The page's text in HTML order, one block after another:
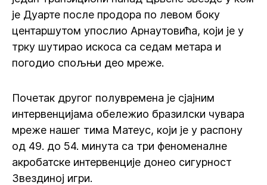
је Дуарте после продора по левом боку
центаршутом упослио Арнаутовића, који је у
трку шутирао искоса са седам метара и
погодио спољњи део мреже.
Почетак другог полувремена је сјајним
интервенцијама обележио бразилски чувара
мреже нашег тима Матеус, који је у распону
од 49. до 54. минута са три феноменалне
акробатске интервенције донео сигурност
Звездиној игри.